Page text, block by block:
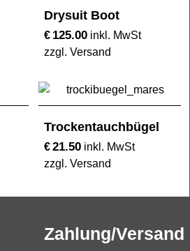
Drysuit Boot
€ 125.00 inkl. MwSt
zzgl. Versand
Trockentauchbügel
€21.50 inkl. MwSt
zzgl. Versand
Zahlung/Versand